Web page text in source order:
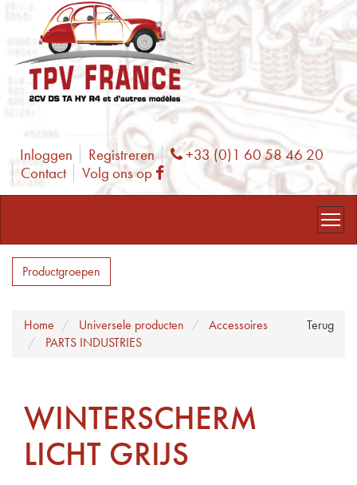
Inloggen Registreren Phone
+33 (0)1 60 58 46 20
Contact
Volg ons op Facebook
Productgroepen
Terug
Home Universele producten
Accessoires
PARTS INDUSTRIES
WINTERSCHERM
LICHT GRIJS